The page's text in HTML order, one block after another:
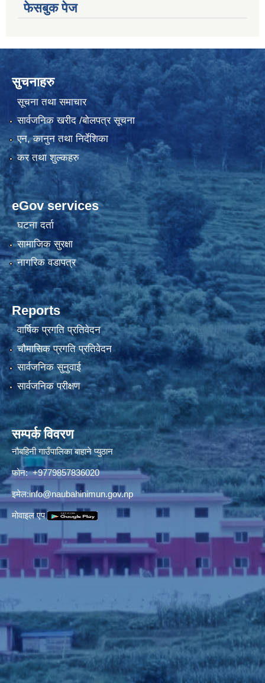
फेसबुक पेज
सुचनाहरु
सूचना तथा समाचार
सार्वजनिक खरीद /बोलपत्र सूचना
एन, कानुन तथा निर्देशिका
कर तथा शुल्कहरु
eGov services
घटना दर्ता
सामाजिक सुरक्षा
नागरिक वडापत्र
Reports
वार्षिक प्रगति प्रतिवेदन
चौमासिक प्रगति प्रतिवेदन
सार्वजनिक सुनुवाई
सार्वजनिक परीक्षण
सम्पर्क विवरण
नौबहिनी गाउँपालिका बाहाने प्युठान
फोन: +9779857836020
इमेल:info@naubahinimun.gov.np
माेवाइल एप